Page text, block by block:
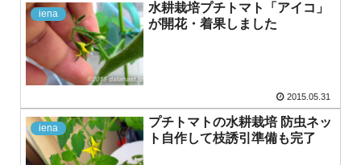
iena
水耕栽培プチトマト「アイコ」
が開花・着果しました
2015.05.31
iena
プチトマトの水耕栽培 防虫ネッ
ト自作して枝誘引準備も完了